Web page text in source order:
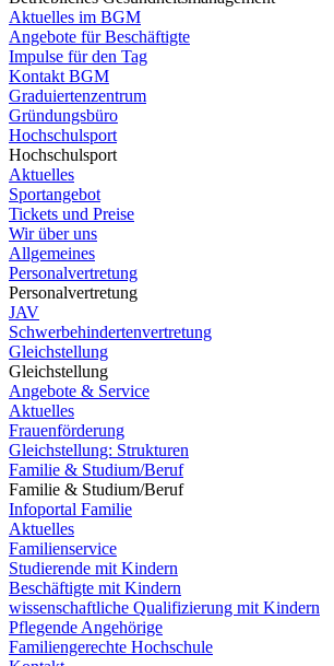
Aktuelles im BGM
Angebote für Beschäftigte
Impulse für den Tag
Kontakt BGM
Graduiertenzentrum
Gründungsbüro
Hochschulsport
Hochschulsport
Aktuelles
Sportangebot
Tickets und Preise
Wir über uns
Allgemeines
Personalvertretung
Personalvertretung
JAV
Schwerbehindertenvertretung
Gleichstellung
Gleichstellung
Angebote & Service
Aktuelles
Frauenförderung
Gleichstellung: Strukturen
Familie & Studium/Beruf
Familie & Studium/Beruf
Infoportal Familie
Aktuelles
Familienservice
Studierende mit Kindern
Beschäftigte mit Kindern
wissenschaftliche Qualifizierung mit Kindern
Pflegende Angehörige
Familiengerechte Hochschule